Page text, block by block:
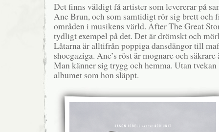
Det finns väldigt få artister som levererar på
Ane Brun, och som samtidigt rör sig brett och
områden i musikens värld. After The Great
tydligt exempel på det. Det är drömskt och
Låtarna är alltifrån poppiga dansdängor till
shoegaziga. Ane’s röst är mognare och
Man känner sig trygg och hemma. Utan
albumet som hon släppt.